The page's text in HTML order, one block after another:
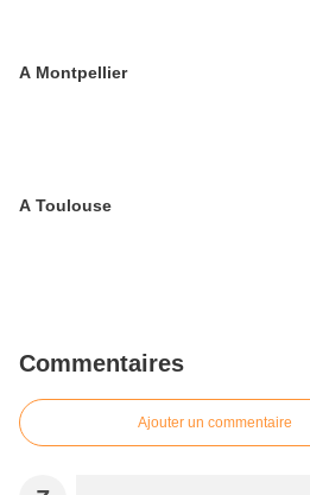
A Montpellier
A Toulouse
Commentaires
Ajouter un commentaire